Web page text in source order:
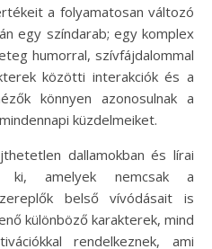
a folyamatosan változó
egy színdarab; egy komplex
humorral, szívfájdalommal
közötti interakciók és a
könnyen azonosulnak a
küzdelmeiket.
dallamokban és lírai
ki, amelyek nemcsak a
belső vívódásait is
különböző karakterek, mind
rendelkeznek, ami